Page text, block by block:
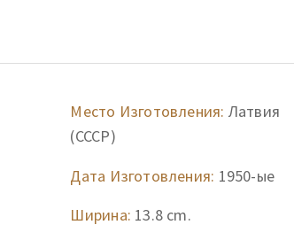
Место Изготовления: Латвия
(СССР)
Дата Изготовления: 1950-ые
Ширина: 13.8 cm.